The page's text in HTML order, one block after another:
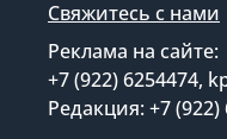
Свяжитесь с нами
Реклама на сайте:
+7 (922) 6254474,
Редакция: +7